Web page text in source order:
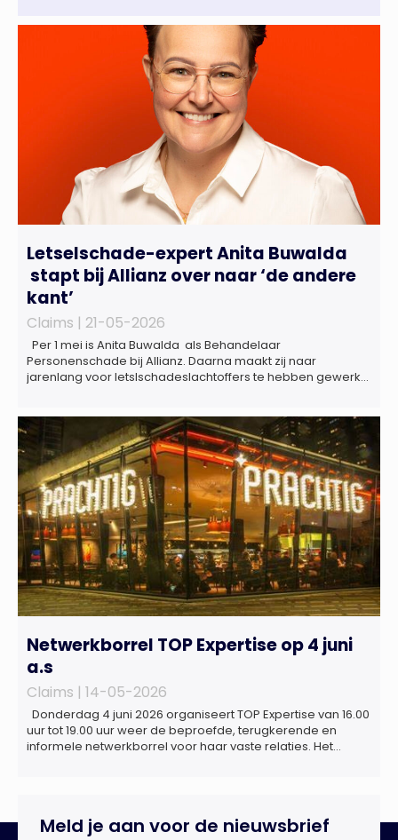
Letselschade-expert Anita Buwalda
stapt bij Allianz over naar ‘de andere
kant’
Claims | 21-05-2026
Per 1 mei is Anita Buwalda als Behandelaar
Personenschade bij Allianz. Daarna maakt zij naar
jarenlang voor letslschadeslachtoffers te hebben gewerkt
naam van Buwalda Letselschade, waarin zij onder meer
werkzaam was voor ZLM, Ard Korevaar Personenschade,
Overtoom […]
Netwerkborrel TOP Expertise op 4 juni
a.s
Claims | 14-05-2026
Donderdag 4 juni 2026 organiseert TOP Expertise van 16.00
uur tot 19.00 uur weer de beproefde, terugkerende en
informele netwerkborrel voor haar vaste relaties. Het
Meld je aan voor de nieuwsbrief